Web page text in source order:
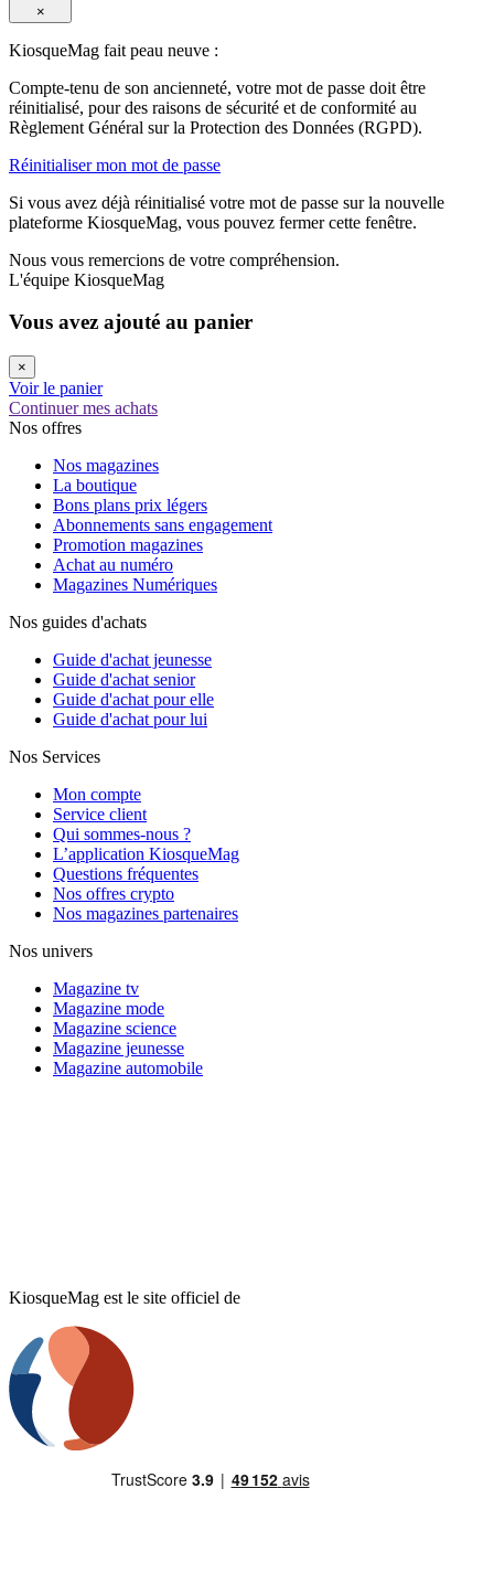
×
KiosqueMag fait peau neuve :
Compte-tenu de son ancienneté, votre mot de passe doit être
réinitialisé, pour des raisons de sécurité et de conformité au
Règlement Général sur la Protection des Données (RGPD).
Réinitialiser mon mot de passe
Si vous avez déjà réinitialisé votre mot de passe sur la nouvelle
plateforme KiosqueMag, vous pouvez fermer cette fenêtre.
Nous vous remercions de votre compréhension.
L'équipe KiosqueMag
Vous avez ajouté au panier
×
Voir le panier
Continuer mes achats
Nos offres
Nos magazines
La boutique
Bons plans prix légers
Abonnements sans engagement
Promotion magazines
Achat au numéro
Magazines Numériques
Nos guides d'achats
Guide d'achat jeunesse
Guide d'achat senior
Guide d'achat pour elle
Guide d'achat pour lui
Nos Services
Mon compte
Service client
Qui sommes-nous ?
L’application KiosqueMag
Questions fréquentes
Nos offres crypto
Nos magazines partenaires
Nos univers
Magazine tv
Magazine mode
Magazine science
Magazine jeunesse
Magazine automobile
KiosqueMag est le site officiel de